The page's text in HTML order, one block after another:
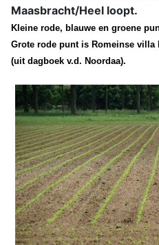
Maasbracht/Heel loopt.
Kleine rode, blauwe en groene
Grote rode punt is Romeinse villa
(uit dagboek v.d. Noordaa).